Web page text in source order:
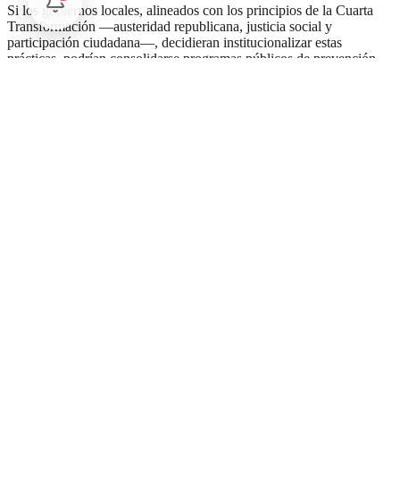
Si los gobiernos locales, alineados con los principios de la Cuarta
Transformación —austeridad republicana, justicia social y
participación ciudadana—, decidieran institucionalizar estas
prácticas, podrían consolidarse programas públicos de prevención